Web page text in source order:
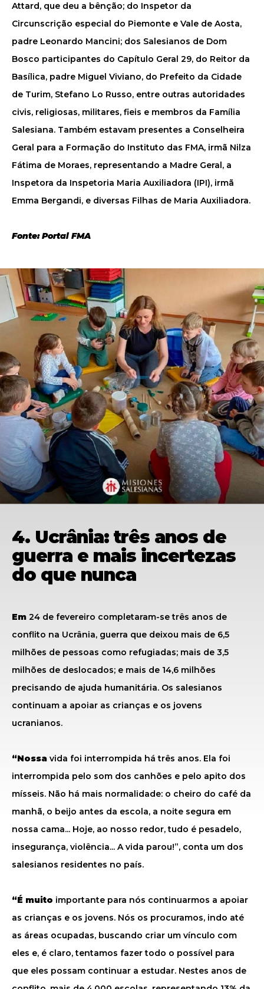
Attard, que deu a bênção; do Inspetor da
Circunscrição especial do Piemonte e Vale de Aosta,
padre Leonardo Mancini; dos Salesianos de Dom
Bosco participantes do Capítulo Geral 29, do Reitor da
Basílica, padre Miguel Viviano, do Prefeito da Cidade
de Turim, Stefano Lo Russo, entre outras autoridades
civis, religiosas, militares, fieis e membros da Família
Salesiana. Também estavam presentes a Conselheira
Geral para a Formação do Instituto das FMA, irmã Nilza
Fátima de Moraes, representando a Madre Geral, a
Inspetora da Inspetoria Maria Auxiliadora (IPI), irmã
Emma Bergandi, e diversas Filhas de Maria Auxiliadora.
Fonte: Portal FMA
4. Ucrânia: três anos de
guerra e mais incertezas
do que nunca
Em 24 de fevereiro completaram-se três anos de
conflito na Ucrânia, guerra que deixou mais de 6,5
milhões de pessoas como refugiadas; mais de 3,5
milhões de deslocados; e mais de 14,6 milhões
precisando de ajuda humanitária. Os salesianos
continuam a apoiar as crianças e os jovens
ucranianos.
“Nossa vida foi interrompida há três anos. Ela foi
interrompida pelo som dos canhões e pelo apito dos
mísseis. Não há mais normalidade: o cheiro do café da
manhã, o beijo antes da escola, a noite segura em
nossa cama... Hoje, ao nosso redor, tudo é pesadelo,
insegurança, violência... A vida parou!”, conta um dos
salesianos residentes no país.
“É muito importante para nós continuarmos a apoiar
as crianças e os jovens. Nós os procuramos, indo até
as áreas ocupadas, buscando criar um vínculo com
eles e, é claro, tentamos fazer todo o possível para
que eles possam continuar a estudar. Nestes anos de